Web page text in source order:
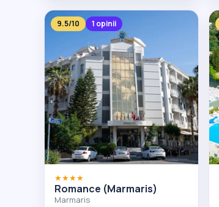
9.5/10 1 opinii
★★★★
Romance (Marmaris)
Marmaris